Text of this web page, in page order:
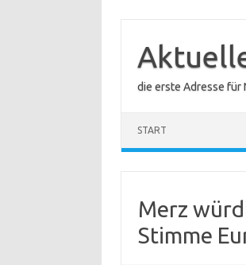
springen
die erste Adresse für
START
Merz
Stimme